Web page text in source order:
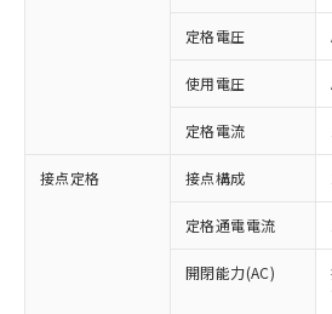
定格電圧
使用電圧
定格電流
接点定格 接点構成
定格通電電流
開閉能力(AC)
ご利用条件
以下の条件をお読みいただき
ご利用ください。
本サービスは、当社制
商品の当社在庫状況お
(税抜)を提供させていた
当社制御機器事業取扱
対応予定：EU RoHS指令（
有に対応した製品に切り替え
対応予定なし：EU RoHS指
非含有に非対応の商品で、対
調査・確認中：EU RoHS指令
非含有の対応状況を調査中
非該当品：ライセンス料な
害物質有無と関係のない商
仕入先様の事情により、非
「○」：最大均質材料含有
基準値以下であることを示
「×」：最大均質材料含有